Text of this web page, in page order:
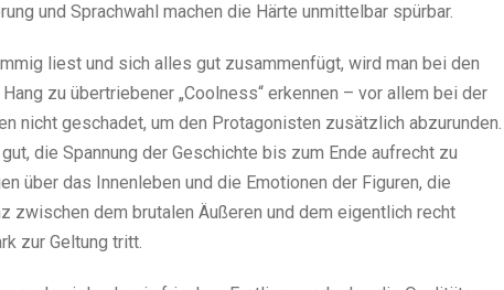
und Sprachwahl machen die Härte unmittelbar spürbar.
liest und sich alles gut zusammenfügt, wird man bei den
zu übertriebener „Coolness“ erkennen – vor allem bei der
nicht geschadet, um den Protagonisten zusätzlich abzurunden.
die Spannung der Geschichte bis zum Ende aufrecht zu
über das Innenleben und die Emotionen der Figuren, die
zwischen dem brutalen Äußeren und dem eigentlich recht
zur Geltung tritt.